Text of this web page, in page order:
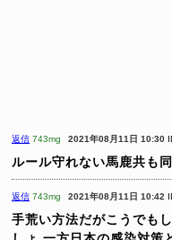
返信 743mg 2021年08月11日 10:30
ルール守れない馬鹿共も
返信 743mg 2021年08月11日 10:42
手荒い方法だがこうでも